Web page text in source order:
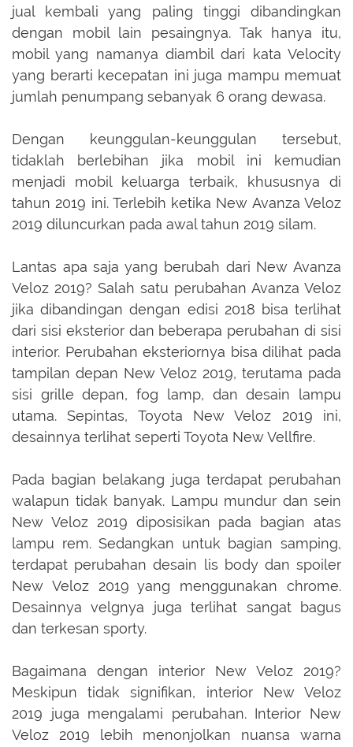
jual kembali yang paling tinggi dibandingkan
dengan mobil lain pesaingnya. Tak hanya itu,
mobil yang namanya diambil dari kata Velocity
yang berarti kecepatan ini juga mampu memuat
jumlah penumpang sebanyak 6 orang dewasa.
Dengan keunggulan-keunggulan tersebut,
tidaklah berlebihan jika mobil ini kemudian
menjadi mobil keluarga terbaik, khususnya di
tahun 2019 ini. Terlebih ketika New Avanza Veloz
2019 diluncurkan pada awal tahun 2019 silam.
Lantas apa saja yang berubah dari New Avanza
Veloz 2019? Salah satu perubahan Avanza Veloz
jika dibandingan dengan edisi 2018 bisa terlihat
dari sisi eksterior dan beberapa perubahan di sisi
interior. Perubahan eksteriornya bisa dilihat pada
tampilan depan New Veloz 2019, terutama pada
sisi grille depan, fog lamp, dan desain lampu
utama. Sepintas, Toyota New Veloz 2019 ini,
desainnya terlihat seperti Toyota New Vellfire.
Pada bagian belakang juga terdapat perubahan
walapun tidak banyak. Lampu mundur dan sein
New Veloz 2019 diposisikan pada bagian atas
lampu rem. Sedangkan untuk bagian samping,
terdapat perubahan desain lis body dan spoiler
New Veloz 2019 yang menggunakan chrome.
Desainnya velgnya juga terlihat sangat bagus
dan terkesan sporty.
Bagaimana dengan interior New Veloz 2019?
Meskipun tidak signifikan, interior New Veloz
2019 juga mengalami perubahan. Interior New
Veloz 2019 lebih menonjolkan nuansa warna